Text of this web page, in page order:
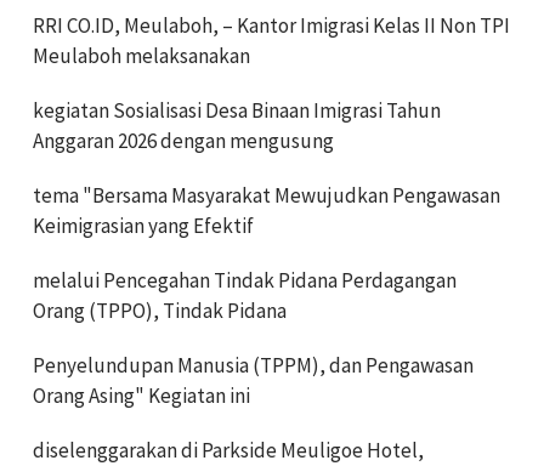
RRI CO.ID, Meulaboh, – Kantor Imigrasi Kelas II Non TPI
Meulaboh melaksanakan
kegiatan Sosialisasi Desa Binaan Imigrasi Tahun
Anggaran 2026 dengan mengusung
tema "Bersama Masyarakat Mewujudkan Pengawasan
Keimigrasian yang Efektif
melalui Pencegahan Tindak Pidana Perdagangan
Orang (TPPO), Tindak Pidana
Penyelundupan Manusia (TPPM), dan Pengawasan
Orang Asing" Kegiatan ini
diselenggarakan di Parkside Meuligoe Hotel,